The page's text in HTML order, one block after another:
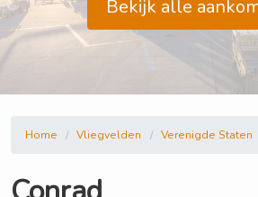
Bekijk alle
Home Vliegvelden Verenigde Staten